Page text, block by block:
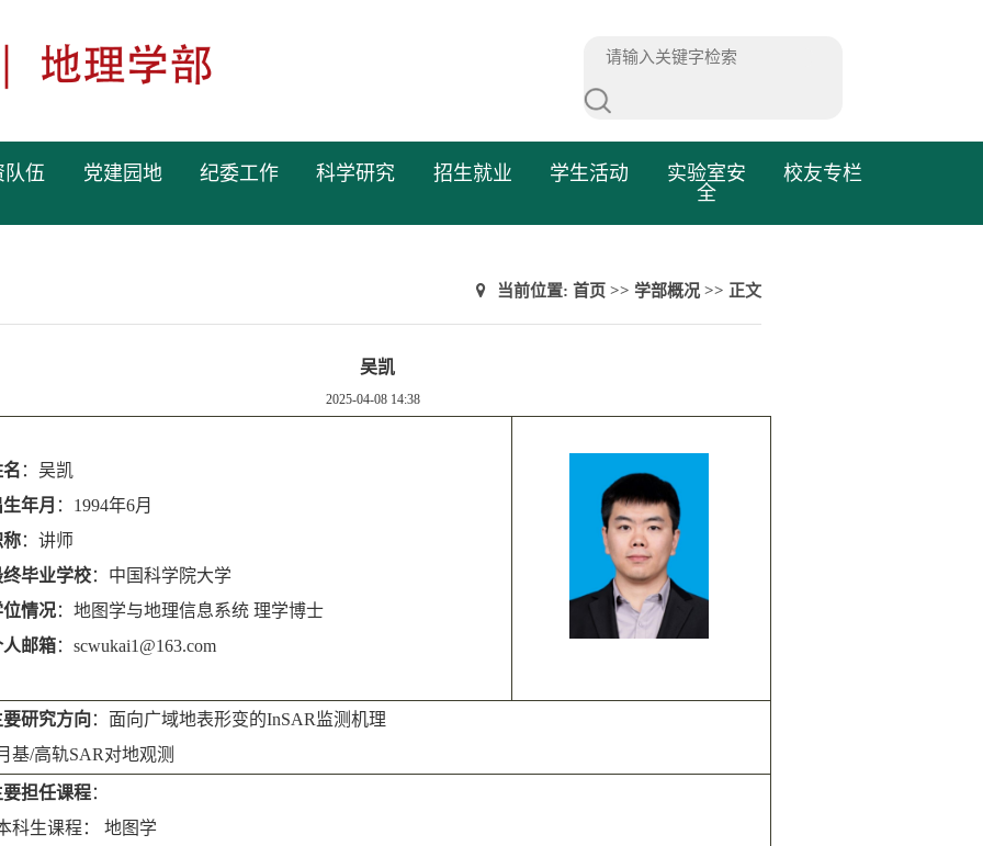
队伍 党建园地 纪委工作 科学研究 招生就业 学生活动
实验室安
全
校友专栏
当前位置:首页 >> 学部概况 >> 正文
吴凯
2025-04-08 14:38
：吴凯
年月 ： 1994年6月
称：讲师
终毕业学校：中国科学院大学
位情况：地图学与地理信息系统 理学博士
人邮箱： scwukai1@163.com
要研究方向 ：面向广域地表形变的InSAR监测机理
基/高轨SAR对地观测
要担任课程：
科生课程：
地图学